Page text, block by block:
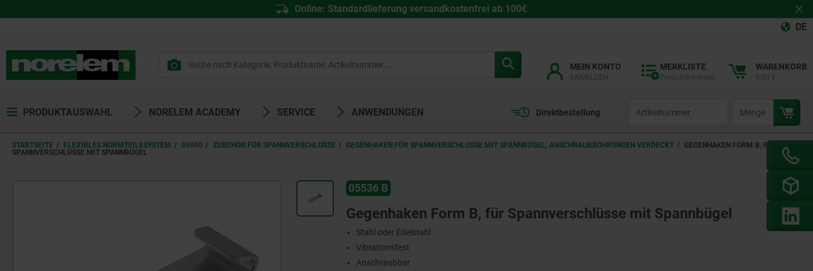
Online: Standardlieferung versandkostenfrei ab 100€
DE
MEIN KONTO MERKLISTE WARENKORB
PRODUKTAUSWAHL NORELEM ACADEMY SERVICE ANWENDUNGEN Direktbestellung
STARTSEITE FLEXIBLES NORMTEILESYSTEM 05000 ZUBEHÖR FÜR SPANNVERSCHLÜSSE GEGENHAKEN FÜR SPANNVERSCHLÜSSE MIT SPANNBÜGEL, ANSCHRAUBBOHRUNGEN VERDECKT
GEGENHAKEN FORM B, FÜR
SPANNVERSCHLÜSSE MIT SPANNBÜGEL
05536 B
Gegenhaken Form B, für Spannverschlüsse mit Spannbügel
Stahl oder Edelstahl
Vibrationsfest
Anschraubbar